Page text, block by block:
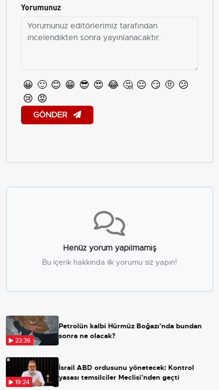
Yorumunuz
😀 🙂 😊 😁 😎 😍 😂 🤔 😐 😏 🤨 😕
😢 😡
GÖNDER
Henüz yorum yapılmamış
Bu içerik hakkında ilk yorumu siz yapın!
23:36
Petrolün kalbi Hürmüz Boğazı'nda bundan
sonra ne olacak?
19:24
İsrail ABD ordusunu yönetecek: Kontrol
yasası temsilciler Meclisi’nden geçti